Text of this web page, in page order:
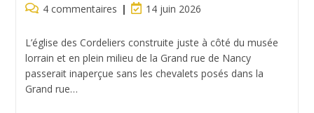
category:
Commentaires
la
publication :
4 commentaires
Dernière
de
publication :
14 juin 2026
L’église des Cordeliers construite juste à côté du musée
lorrain et en plein milieu de la Grand rue de Nancy
passerait inaperçue sans les chevalets posés dans la
Grand rue…